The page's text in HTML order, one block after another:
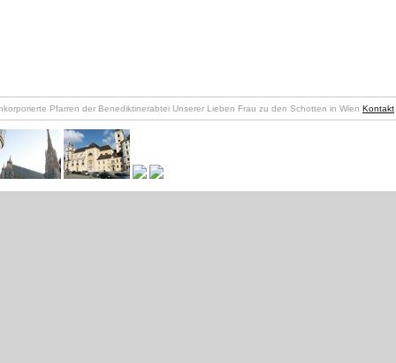
Pfarren der Benediktinerabtei Unserer Lieben Frau zu den Schotten in Wien Kontakt